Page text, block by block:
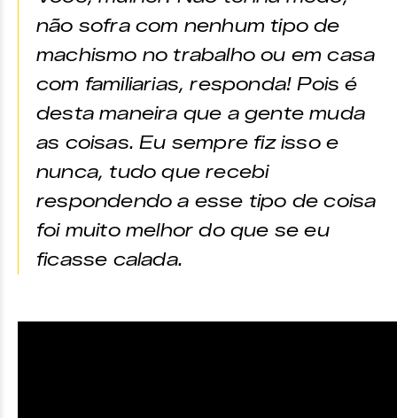
não sofra com nenhum tipo de
machismo no trabalho ou em casa
com familiarias, responda! Pois é
desta maneira que a gente muda
as coisas. Eu sempre fiz isso e
nunca, tudo que recebi
respondendo a esse tipo de coisa
foi muito melhor do que se eu
ficasse calada.